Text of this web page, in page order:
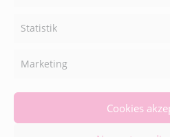
Statistik
Marketing
Cookies
© 2026 Naturally Good ® |
Rights Reserved •